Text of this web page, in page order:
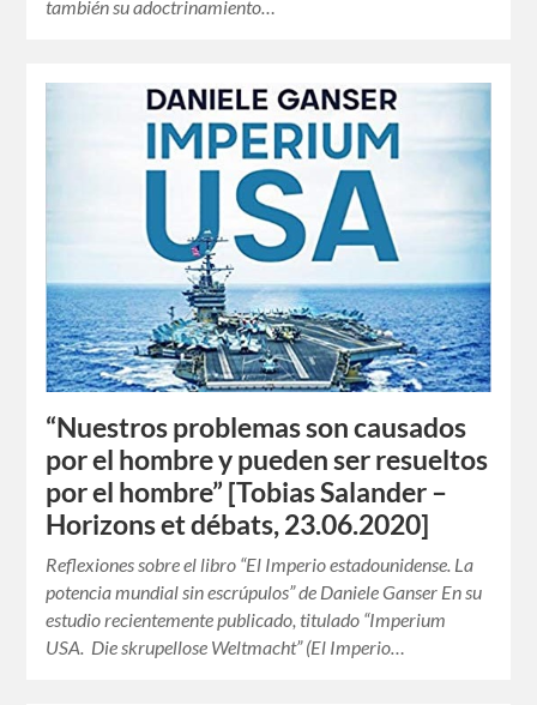
también su adoctrinamiento…
“Nuestros problemas son causados
por el hombre y pueden ser resueltos
por el hombre” [Tobias Salander –
Horizons et débats, 23.06.2020]
Reflexiones sobre el libro “El Imperio estadounidense. La
potencia mundial sin escrúpulos” de Daniele Ganser En su
estudio recientemente publicado, titulado “Imperium
USA. Die skrupellose Weltmacht” (El Imperio…